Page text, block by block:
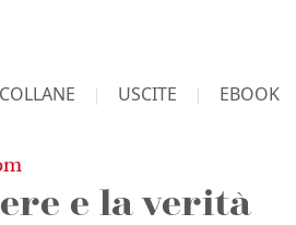
COLLANE USCITE EBOOK
e la verità